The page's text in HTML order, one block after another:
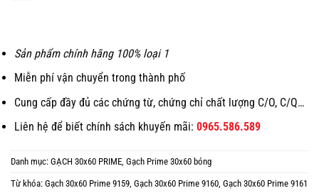
Sản phẩm chính hãng 100% loại 1
Miễn phí vận chuyển trong thành phố
Cung cấp đầy đủ các chứng từ, chứng chỉ chất lượng C/O, C/Q…
Liên hệ để biết chính sách khuyến mãi: 0965.586.589
Danh mục: GẠCH 30x60 PRIME, Gạch Prime 30x60 bóng
Từ khóa: Gạch 30x60 Prime 9159, Gạch 30x60 Prime 9160, Gạch 30x60 Prime 9161